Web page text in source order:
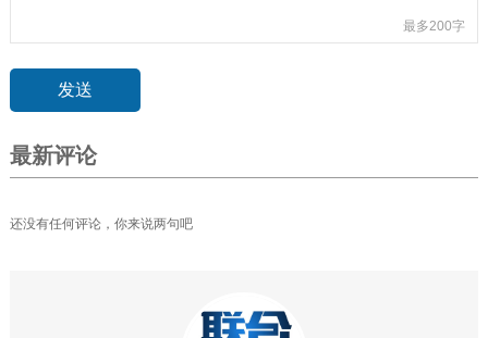
最多200字
最新评论
还没有任何评论，你来说两句吧